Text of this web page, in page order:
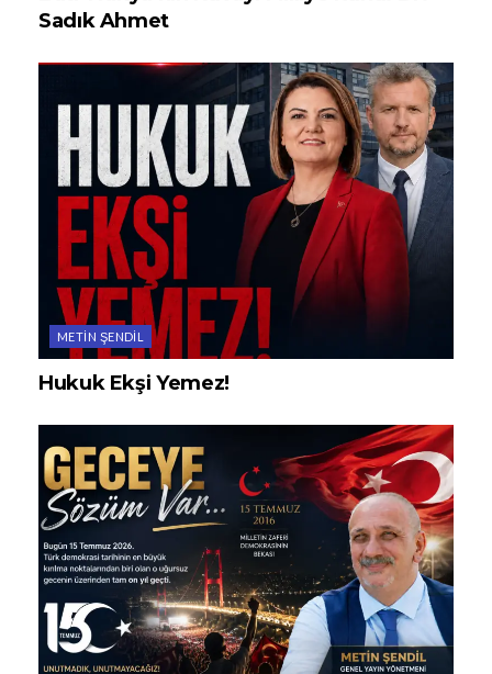
Sadık Ahmet
METIN ŞENDIL
Hukuk Ekşi Yemez!